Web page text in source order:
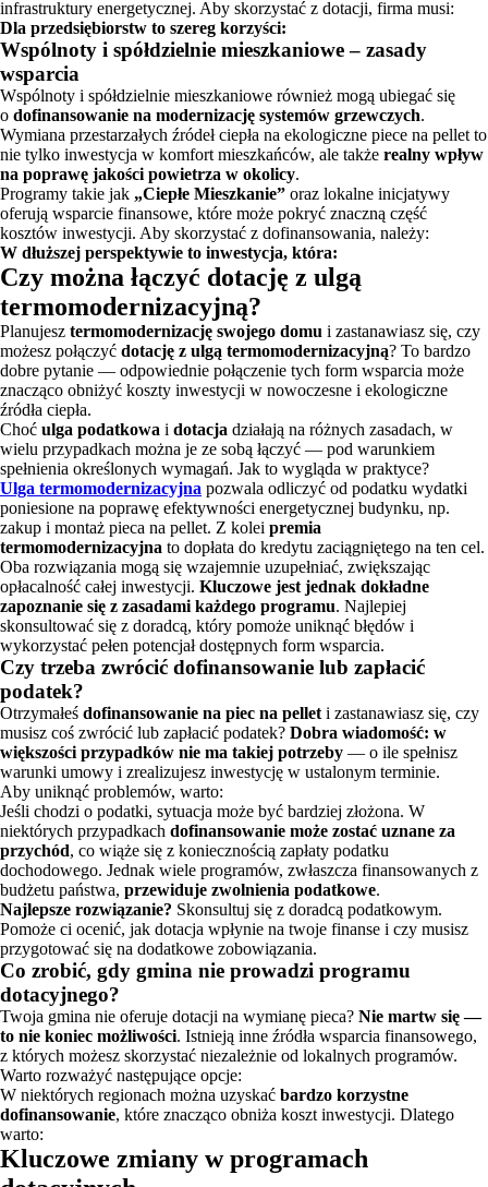
infrastruktury energetycznej. Aby skorzystać z dotacji, firma musi:
Dla przedsiębiorstw to szereg korzyści:
Wspólnoty i spółdzielnie mieszkaniowe – zasady
wsparcia
Wspólnoty i spółdzielnie mieszkaniowe również mogą ubiegać się
o dofinansowanie na modernizację systemów grzewczych.
Wymiana przestarzałych źródeł ciepła na ekologiczne piece na pellet to
nie tylko inwestycja w komfort mieszkańców, ale także realny wpływ
na poprawę jakości powietrza w okolicy.
Programy takie jak „Ciepłe Mieszkanie” oraz lokalne inicjatywy
oferują wsparcie finansowe, które może pokryć znaczną część
kosztów inwestycji. Aby skorzystać z dofinansowania, należy:
W dłuższej perspektywie to inwestycja, która:
Czy można łączyć dotację z ulgą
termomodernizacyjną?
Planujesz termomodernizację swojego domu i zastanawiasz się, czy
możesz połączyć dotację z ulgą termomodernizacyjną? To bardzo
dobre pytanie — odpowiednie połączenie tych form wsparcia może
znacząco obniżyć koszty inwestycji w nowoczesne i ekologiczne
źródła ciepła.
Choć ulga podatkowa i dotacja działają na różnych zasadach, w
wielu przypadkach można je ze sobą łączyć — pod warunkiem
spełnienia określonych wymagań. Jak to wygląda w praktyce?
Ulga termomodernizacyjna pozwala odliczyć od podatku wydatki
poniesione na poprawę efektywności energetycznej budynku, np.
zakup i montaż pieca na pellet. Z kolei premia
termomodernizacyjna to dopłata do kredytu zaciągniętego na ten cel.
Oba rozwiązania mogą się wzajemnie uzupełniać, zwiększając
opłacalność całej inwestycji. Kluczowe jest jednak dokładne
zapoznanie się z zasadami każdego programu. Najlepiej
skonsultować się z doradcą, który pomoże uniknąć błędów i
wykorzystać pełen potencjał dostępnych form wsparcia.
Czy trzeba zwrócić dofinansowanie lub zapłacić
podatek?
Otrzymałeś dofinansowanie na piec na pellet i zastanawiasz się, czy
musisz coś zwrócić lub zapłacić podatek? Dobra wiadomość: w
większości przypadków nie ma takiej potrzeby — o ile spełnisz
warunki umowy i zrealizujesz inwestycję w ustalonym terminie.
Aby uniknąć problemów, warto:
Jeśli chodzi o podatki, sytuacja może być bardziej złożona. W
niektórych przypadkach dofinansowanie może zostać uznane za
przychód, co wiąże się z koniecznością zapłaty podatku
dochodowego. Jednak wiele programów, zwłaszcza finansowanych z
budżetu państwa, przewiduje zwolnienia podatkowe.
Najlepsze rozwiązanie? Skonsultuj się z doradcą podatkowym.
Pomoże ci ocenić, jak dotacja wpłynie na twoje finanse i czy musisz
przygotować się na dodatkowe zobowiązania.
Co zrobić, gdy gmina nie prowadzi programu
dotacyjnego?
Twoja gmina nie oferuje dotacji na wymianę pieca? Nie martw się —
to nie koniec możliwości. Istnieją inne źródła wsparcia finansowego,
z których możesz skorzystać niezależnie od lokalnych programów.
Warto rozważyć następujące opcje:
W niektórych regionach można uzyskać bardzo korzystne
dofinansowanie, które znacząco obniża koszt inwestycji. Dlatego
warto:
Kluczowe zmiany w programach